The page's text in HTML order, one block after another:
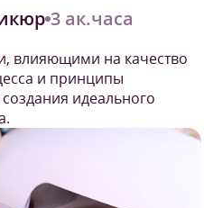
3 ак.часа
влияющими на качество
и принципы
идеального